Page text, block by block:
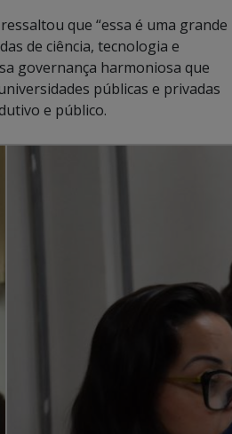
que “essa é uma grande
de ciência, tecnologia e
governança harmoniosa que
públicas e privadas
e público.